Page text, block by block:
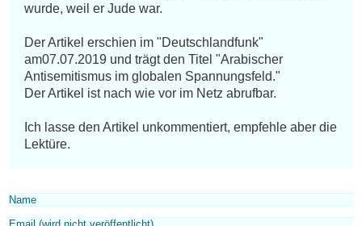
wurde, weil er Jude war.
Der Artikel erschien im "Deutschlandfunk"
am07.07.2019 und trägt den Titel "Arabischer
Antisemitismus im globalen Spannungsfeld."
Der Artikel ist nach wie vor im Netz abrufbar.
Ich lasse den Artikel unkommentiert, empfehle aber die
Lektüre.